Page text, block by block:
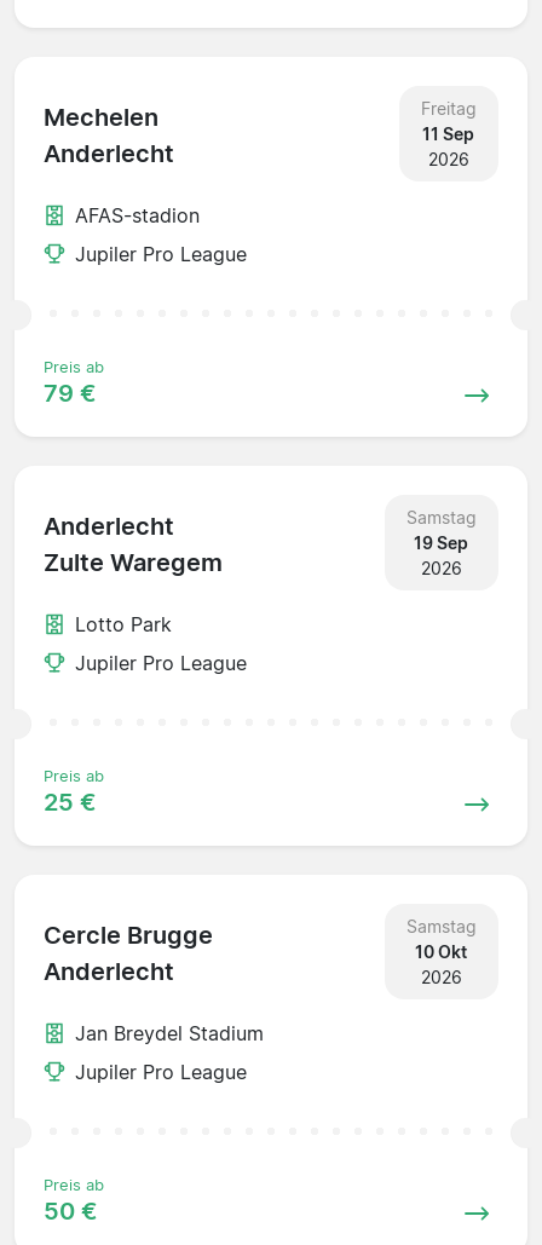
Mechelen
Anderlecht
Freitag
11 Sep
2026
AFAS-stadion
Jupiler Pro League
Preis ab
79 €
Anderlecht
Zulte Waregem
Samstag
19 Sep
2026
Lotto Park
Jupiler Pro League
Preis ab
25 €
Cercle Brugge
Anderlecht
Samstag
10 Okt
2026
Jan Breydel Stadium
Jupiler Pro League
Preis ab
50 €